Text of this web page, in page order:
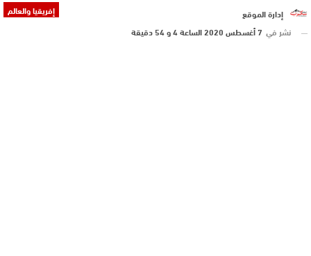
إفريقيا والعالم
إدارة الموقع
نشر في 7 أغسطس 2020 الساعة 4 و 54 دقيقة